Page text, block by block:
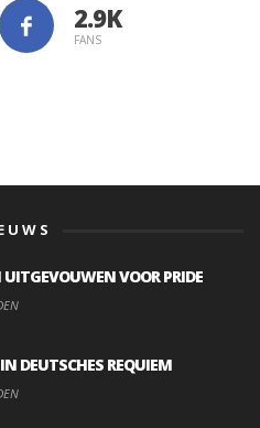
FANS
VOOR PRIDE
DEUTSCHES REQUIEM